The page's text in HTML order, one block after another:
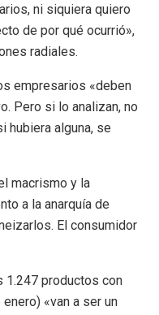
ni siquiera quiero
de por qué ocurrió»,
radiales.
empresarios «deben
Pero si lo analizan, no
hubiera alguna, se
macrismo y la
a la anarquía de
El consumidor
1.247 productos con
«van a ser un